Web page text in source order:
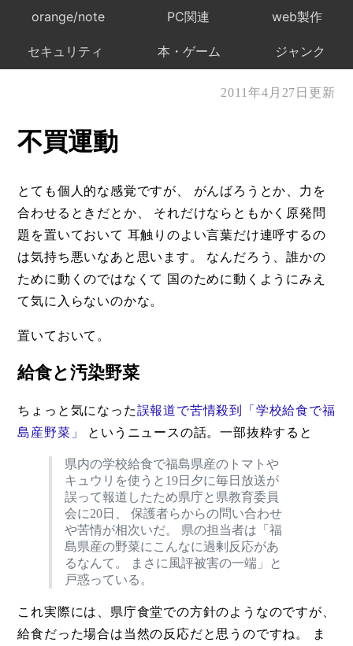
orange/note PC関連 web製作
セキュリティ 本・ゲーム ジャンク
2011年4月27日更新
不買運動
とても個人的な感覚ですが、 がんばろうとか、力を
合わせるときだとか、 それだけならともかく原発問
題を置いておいて 耳触りのよい言葉だけ連呼するの
は気持ち悪いなあと思います。 なんだろう、誰かの
ために動くのではなくて 国のために動くようにみえ
て気に入らないのかな。
置いておいて。
給食と汚染野菜
ちょっと気になった誤報道で苦情殺到「学校給食で福
島産野菜」
というニュースの話。一部抜粋すると
県内の学校給食で福島県産のトマトや
キュウリを使うと19日夕に毎日放送が
誤って報道したため県庁と県教育委員
会に20日、 保護者らからの問い合わせ
や苦情が相次いだ。 県の担当者は「福
島県産の野菜にこんなに過剰反応があ
るなんて。 まさに風評被害の一端」と
戸惑っている。
これ実際には、県庁食堂での方針のようなのですが、
給食だった場合は当然の反応だと思うのですね。 ま